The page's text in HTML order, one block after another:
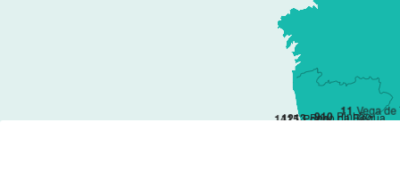
910 Pinhão
11 Vega de
1213 Peso da Régua
1415 Porto